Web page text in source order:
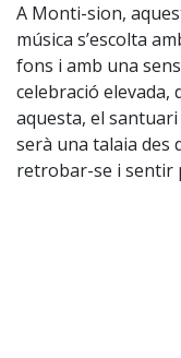
A Monti-sion,
música s’escolta
fons i amb una
celebració elevada,
aquesta, el
serà una talaia des
retrobar-se i sentir